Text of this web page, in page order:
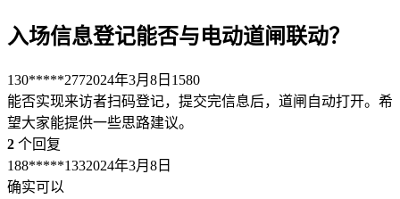
入场信息登记能否与电动道闸联动？
130*****2772024年3月8日 1580
能否实现来访者扫码登记，提交完信息后，道闸自动打开。希
望大家能提供一些思路建议。
2 个回复
188*****1332024年3月8日
确实可以